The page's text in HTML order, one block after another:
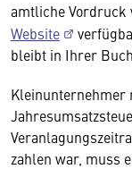
amtliche Vordruck
Website
bleibt in Ihrer
Kleinunternehmer
zahlen war, muss